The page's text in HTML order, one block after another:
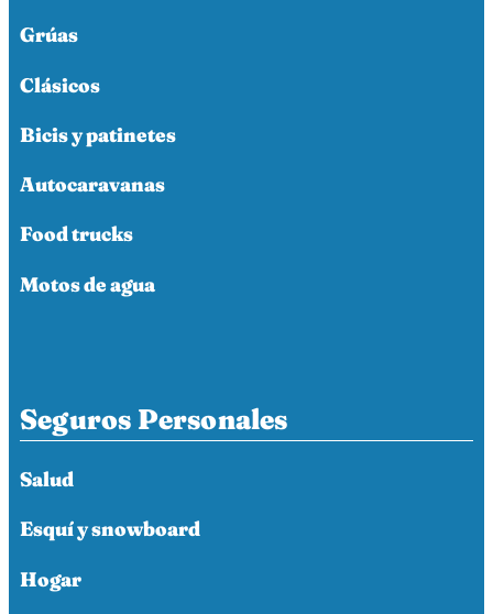
Grúas
Clásicos
Bicis y patinetes
Autocaravanas
Food trucks
Motos de agua
Seguros Personales
Salud
Esquí y snowboard
Hogar